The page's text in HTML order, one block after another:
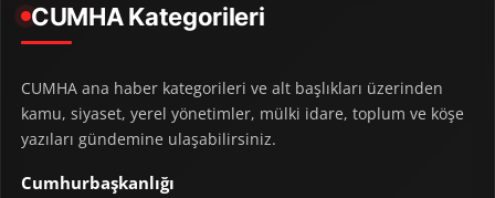
CUMHA Kategorileri
CUMHA ana haber kategorileri ve alt başlıkları üzerinden
kamu, siyaset, yerel yönetimler, mülki idare, toplum ve köşe
yazıları gündemine ulaşabilirsiniz.
Cumhurbaşkanlığı